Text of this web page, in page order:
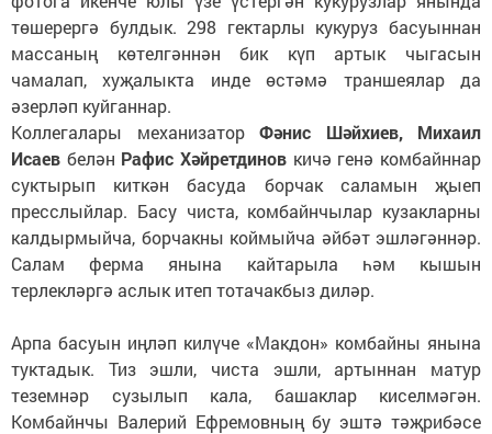
төшерергә булдык. 298 гектарлы кукуруз басуыннан
массаның көтелгәннән бик күп артык чыгасын
чамалап, хуҗалыкта инде өстәмә траншеялар да
әзерләп куйганнар.
Коллегалары механизатор Фәнис Шәйхиев, Михаил
Исаев белән Рафис Хәйретдинов кичә генә комбайннар
суктырып киткән басуда борчак саламын җыеп
пресслыйлар. Басу чиста, комбайнчылар кузакларны
калдырмыйча, борчакны коймыйча әйбәт эшләгәннәр.
Салам ферма янына кайтарыла һәм кышын
терлекләргә аслык итеп тотачакбыз диләр.
Арпа басуын иңләп килүче «Макдон» комбайны янына
туктадык. Тиз эшли, чиста эшли, артыннан матур
теземнәр сузылып кала, башаклар киселмәгән.
Комбайнчы Валерий Ефремовның бу эштә тәҗрибәсе